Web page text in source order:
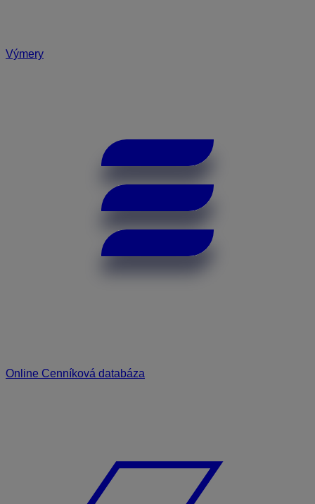
Výmery
Online Cenníková databáza